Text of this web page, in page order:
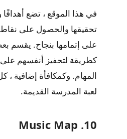
في هذا الموقع ، تضع
تحقيقها والحصول على
على إتمامها بنجاح. يقسم
كطريقة لتحفيز أنفسهم على
المهام. وكمكافأة إضافية
لعبة المدرسة القديمة.
10. Music Map